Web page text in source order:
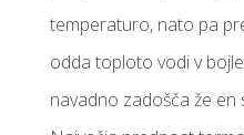
temperaturo, nato pa
odda toploto vodi v
navadno zadošča že en